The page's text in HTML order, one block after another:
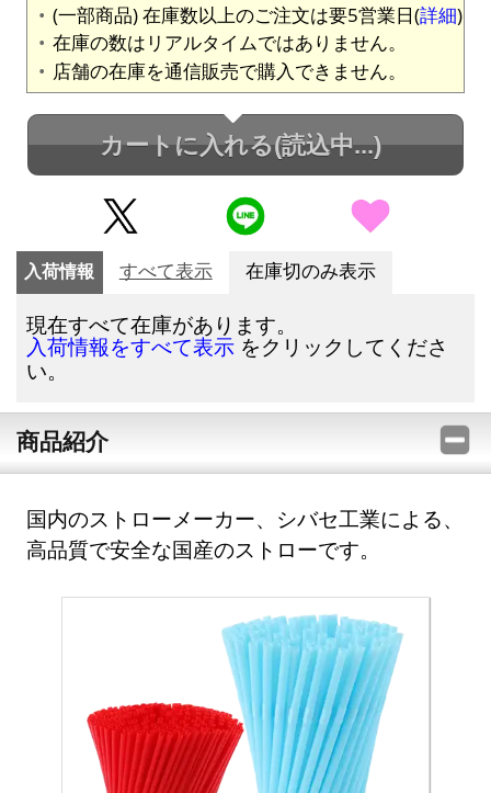
(一部商品) 在庫数以上のご注文は要5営業日(詳細)
在庫の数はリアルタイムではありません。
店舗の在庫を通信販売で購入できません。
カートに入れる(読込中...)
入荷情報 すべて表示 在庫切のみ表示
現在すべて在庫があります。
入荷情報をすべて表示 をクリックしてくださ
い。
商品紹介
国内のストローメーカー、シバセ工業による、
高品質で安全な国産のストローです。